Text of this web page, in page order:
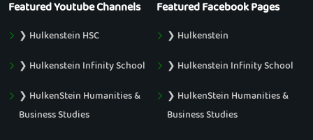
Featured Youtube Channels
❯ Hulkenstein HSC
❯ Hulkenstein Infinity School
❯ HulkenStein Humanities &
Business Studies
Featured Facebook Pages
❯ Hulkenstein
❯ Hulkenstein Infinity School
❯ HulkenStein Humanities &
Business Studies